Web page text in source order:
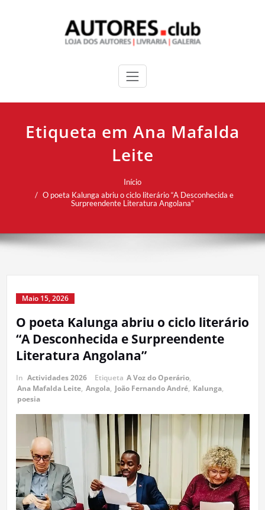
Etiqueta em Ana Mafalda
Leite
Início
O poeta Kalunga abriu o ciclo literário “A Desconhecida e
Surpreendente Literatura Angolana”
Maio 15, 2026
O poeta Kalunga abriu o ciclo literário
“A Desconhecida e Surpreendente
Literatura Angolana”
In Actividades 2026 Etiqueta A Voz do Operário,
Ana Mafalda Leite, Angola, João Fernando André, Kalunga,
poesia